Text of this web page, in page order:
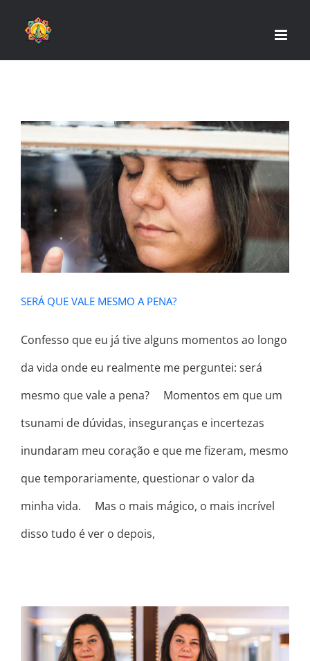
SERÁ QUE VALE MESMO A PENA?
SERÁ QUE VALE MESMO A PENA?
Confesso que eu já tive alguns momentos ao longo
da vida onde eu realmente me perguntei: será
mesmo que vale a pena? ⠀ Momentos em que um
tsunami de dúvidas, inseguranças e incertezas
inundaram meu coração e que me fizeram, mesmo
que temporariamente, questionar o valor da
minha vida. ⠀ Mas o mais mágico, o mais incrível
disso tudo é ver o depois,